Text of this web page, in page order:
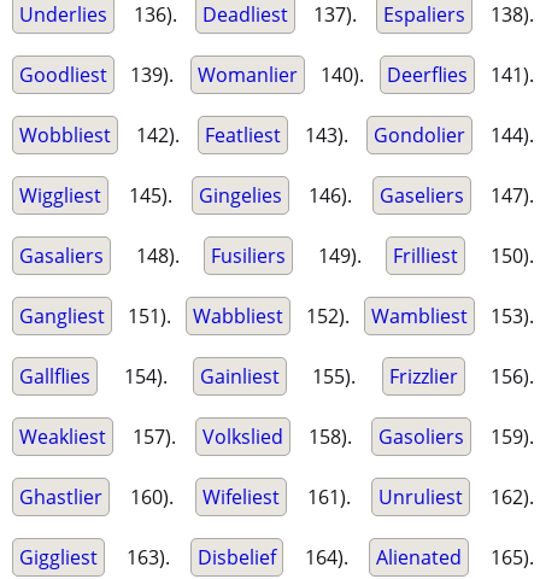
Underlies 136). Deadliest 137). Espaliers 138).
Goodliest 139). Womanlier 140). Deerflies 141).
Wobbliest 142). Featliest 143). Gondolier 144).
Wiggliest 145). Gingelies 146). Gaseliers 147).
Gasaliers 148). Fusiliers 149). Frilliest 150).
Gangliest 151). Wabbliest 152). Wambliest 153).
Gallflies 154). Gainliest 155). Frizzlier 156).
Weakliest 157). Volkslied 158). Gasoliers 159).
Ghastlier 160). Wifeliest 161). Unruliest 162).
Giggliest 163). Disbelief 164). Alienated 165).